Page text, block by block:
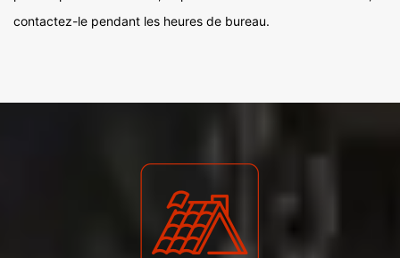
contactez-le pendant les heures de bureau.